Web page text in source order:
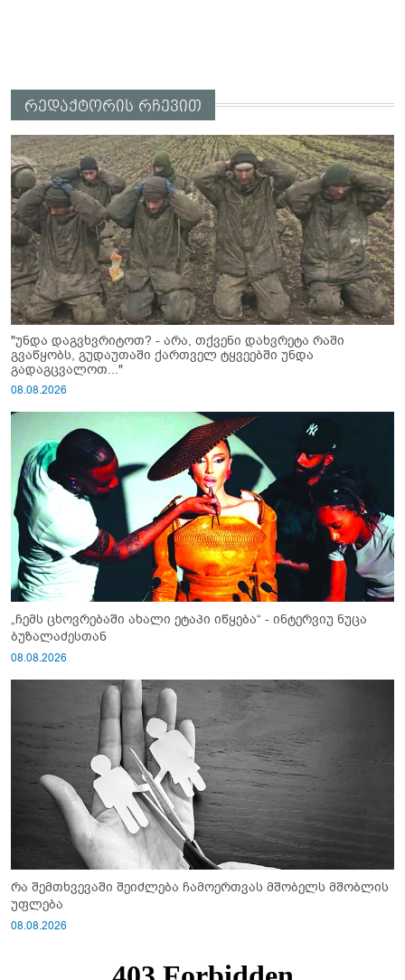
რედაქტორის რჩევით
"უნდა დაგვხვრიტოთ? - არა, თქვენი დახვრეტა რაში
გვაწყობს, გუდაუთაში ქართველ ტყვეებში უნდა
გადაგცვალოთ..."
08.08.2026
„ჩემს ცხოვრებაში ახალი ეტაპი იწყება“ - ინტერვიუ ნუცა
ბუზალაძესთან
08.08.2026
რა შემთხვევაში შეიძლება ჩამოერთვას მშობელს მშობლის
უფლება
08.08.2026